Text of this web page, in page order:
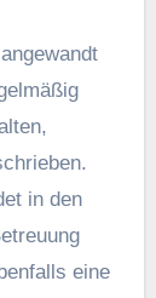
in den
eine